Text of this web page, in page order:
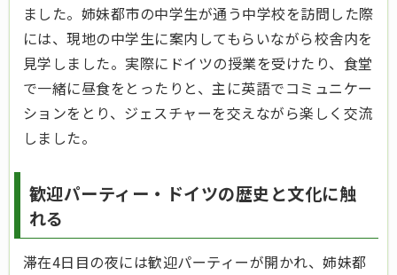
ました。姉妹都市の中学生が通う中学校を訪問した際
には、現地の中学生に案内してもらいながら校舎内を
見学しました。実際にドイツの授業を受けたり、食堂
で一緒に昼食をとったりと、主に英語でコミュニケー
ションをとり、ジェスチャーを交えながら楽しく交流
しました。
歓迎パーティー・ドイツの歴史と文化に触
れる
滞在4日目の夜には歓迎パーティーが開かれ、姉妹都